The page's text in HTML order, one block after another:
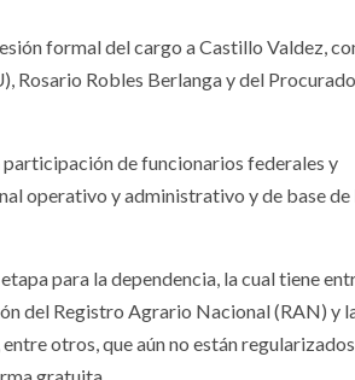
formal del cargo a Castillo Valdez,
Rosario Robles Berlanga y del
de funcionarios federales y
operativo y administrativo y de base de
para la dependencia, la cual tiene
del Registro Agrario Nacional (RAN) y
otros, que aún no están